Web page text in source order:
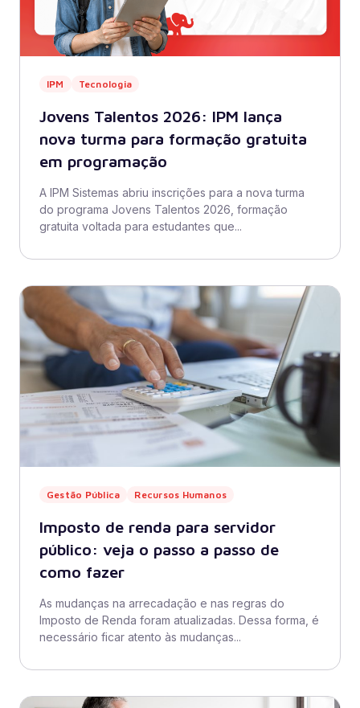
IPM Tecnologia
Jovens Talentos 2026: IPM lança
nova turma para formação gratuita
em programação
A IPM Sistemas abriu inscrições para a nova turma
do programa Jovens Talentos 2026, formação
gratuita voltada para estudantes que...
Gestão Pública Recursos Humanos
Imposto de renda para servidor
público: veja o passo a passo de
como fazer
As mudanças na arrecadação e nas regras do
Imposto de Renda foram atualizadas. Dessa forma, é
necessário ficar atento às mudanças...